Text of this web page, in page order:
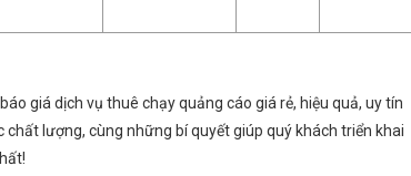
giá dịch vụ thuê chạy quảng cáo giá rẻ, hiệu quả, uy tín
lượng, cùng những bí quyết giúp quý khách triển khai